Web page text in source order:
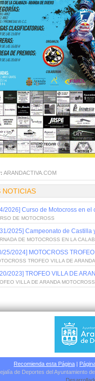
ARANDACTIVA.COM
NOTICIAS
2026] Curso de Motocross en
DE MOTOCROSS
2025] Campeonato de
DE MOTOCROSS EN LA
25/2024] MOTOCROSS
TROFEO VILLA DE ARANDA
2023] TROFEO VILLA DE
VILLA DE ARANDA MOTOCROSS
Recomienda esta Página |
de Deportes del Ayuntamiento